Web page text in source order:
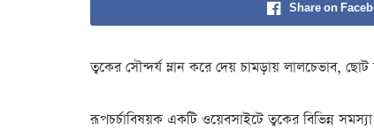
Share on
ত্বকের সৌন্দর্য ম্লান করে দেয় চামড়ায় লালচেভাব,
রূপচর্চাবিষয়ক একটি ওয়েবসাইটে ত্বকের বিভিন্ন